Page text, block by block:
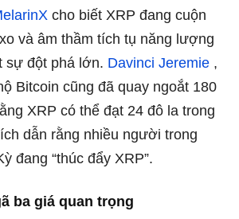
cho biết XRP đang cuộn
và âm thầm tích tụ năng lượng
sự đột phá lớn. Davinci Jeremie ,
Bitcoin cũng đã quay ngoắt 180
XRP có thể đạt 24 đô la trong
dẫn rằng nhiều người trong
đang “thúc đẩy XRP”.
ba giá quan trọng